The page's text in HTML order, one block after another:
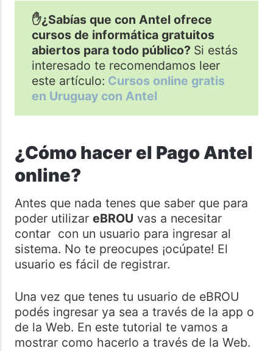
✋¿Sabías que con Antel ofrece
cursos de informática gratuitos
abiertos para todo público? Si estás
interesado te recomendamos leer
este artículo: Cursos online gratis
en Uruguay con Antel
¿Cómo hacer el Pago Antel
online?
Antes que nada tenes que saber que para
poder utilizar eBROU vas a necesitar
contar con un usuario para ingresar al
sistema. No te preocupes ¡ocúpate! El
usuario es fácil de registrar.
Una vez que tenes tu usuario de eBROU
podés ingresar ya sea a través de la app o
de la Web. En este tutorial te vamos a
mostrar como hacerlo a través de la Web.